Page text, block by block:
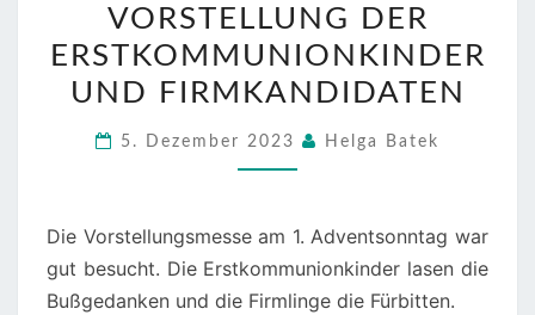
DOBERSBERG
–
VORSTELLUNG
UND
VORSTELLUNG DER
ERSTKOMMUNIONKINDER
UND FIRMKANDIDATEN
5. Dezember 2023 Helga Batek
Die Vorstellungsmesse am 1. Adventsonntag war
gut besucht. Die Erstkommunionkinder lasen die
Bußgedanken und die Firmlinge die Fürbitten.